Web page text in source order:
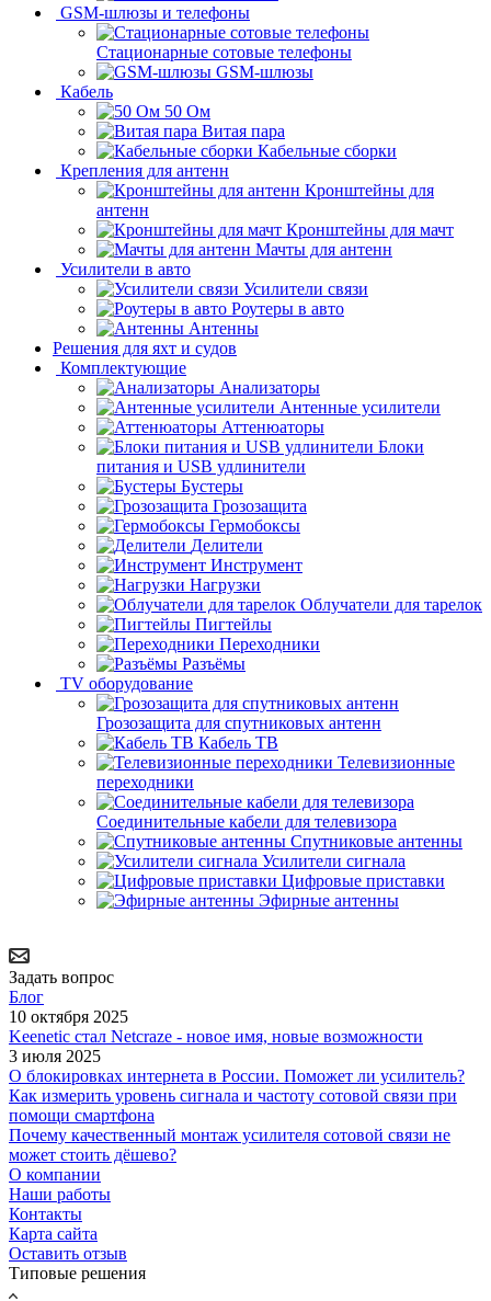
GSM-шлюзы и телефоны
Стационарные сотовые телефоны
GSM-шлюзы
Кабель
50 Ом
Витая пара
Кабельные сборки
Крепления для антенн
Кронштейны для
антенн
Кронштейны для мачт
Мачты для антенн
Усилители в авто
Усилители связи
Роутеры в авто
Антенны
Решения для яхт и судов
Комплектующие
Анализаторы
Антенные усилители
Аттенюаторы
Блоки
питания и USB удлинители
Бустеры
Грозозащита
Гермобоксы
Делители
Инструмент
Нагрузки
Облучатели для тарелок
Пигтейлы
Переходники
Разъёмы
TV оборудование
Грозозащита для спутниковых антенн
Кабель ТВ
Телевизионные
переходники
Соединительные кабели для телевизора
Спутниковые антенны
Усилители сигнала
Цифровые приставки
Эфирные антенны
Задать вопрос
Блог
10 октября 2025
Keenetic стал Netcraze - новое имя, новые возможности
3 июля 2025
О блокировках интернета в России. Поможет ли усилитель?
Как измерить уровень сигнала и частоту сотовой связи при
помощи смартфона
Почему качественный монтаж усилителя сотовой связи не
может стоить дёшево?
О компании
Наши работы
Контакты
Карта сайта
Оставить отзыв
Типовые решения